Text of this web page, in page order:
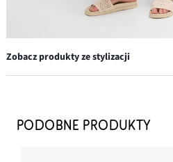
Zobacz produkty ze stylizacji
52,99 zł
PODOBNE PRODUKTY